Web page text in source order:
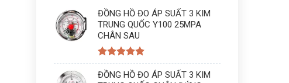
ĐỒNG HỒ ĐO ÁP SUẤT 3 KIM
TRUNG QUỐC Y100 25MPA
CHÂN SAU
Được xếp
hạng 55
ĐỒNG HỒ ĐO ÁP SUẤT 3 KIM